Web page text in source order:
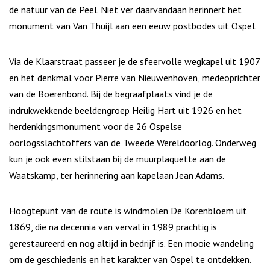
de natuur van de Peel. Niet ver daarvandaan herinnert het
monument van Van Thuijl aan een eeuw postbodes uit Ospel.
Via de Klaarstraat passeer je de sfeervolle wegkapel uit 1907
en het denkmal voor Pierre van Nieuwenhoven, medeoprichter
van de Boerenbond. Bij de begraafplaats vind je de
indrukwekkende beeldengroep Heilig Hart uit 1926 en het
herdenkingsmonument voor de 26 Ospelse
oorlogsslachtoffers van de Tweede Wereldoorlog. Onderweg
kun je ook even stilstaan bij de muurplaquette aan de
Waatskamp, ter herinnering aan kapelaan Jean Adams.
Hoogtepunt van de route is windmolen De Korenbloem uit
1869, die na decennia van verval in 1989 prachtig is
gerestaureerd en nog altijd in bedrijf is. Een mooie wandeling
om de geschiedenis en het karakter van Ospel te ontdekken.